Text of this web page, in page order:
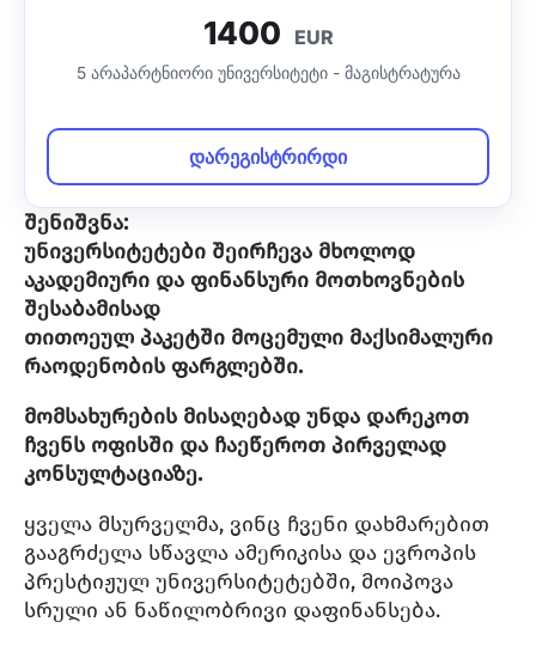
1400 EUR
5 არაპარტნიორი უნივერსიტეტი - მაგისტრატურა
დარეგისტრირდი
შენიშვნა:
უნივერსიტეტები შეირჩევა მხოლოდ
აკადემიური და ფინანსური მოთხოვნების
შესაბამისად
თითოეულ პაკეტში მოცემული მაქსიმალური
რაოდენობის ფარგლებში.
მომსახურების მისაღებად უნდა დარეკოთ
ჩვენს ოფისში და ჩაეწეროთ პირველად
კონსულტაციაზე.
ყველა მსურველმა, ვინც ჩვენი დახმარებით
გააგრძელა სწავლა ამერიკისა და ევროპის
პრესტიჟულ უნივერსიტეტებში, მოიპოვა
სრული ან ნაწილობრივი დაფინანსება.